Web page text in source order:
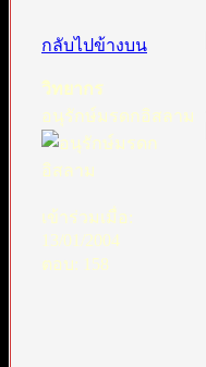
กลับไปข้างบน
วิทยากร
อนุรักษ์มรดกอิสลาม
เข้าร่วมเมื่อ:
13/01/2004
ตอบ: 158